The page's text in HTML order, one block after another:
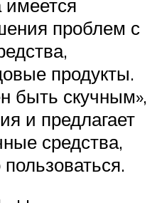
имеется
проблем с
продукты.
быть скучным»,
и предлагает
средства,